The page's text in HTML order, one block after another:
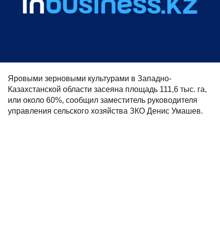
Яровыми зерновыми культурами в Западно-
Казахстанской области засеяна площадь 111,6 тыс. га,
или около 60%, сообщил заместитель руководителя
управления сельского хозяйства ЗКО Денис Умашев.